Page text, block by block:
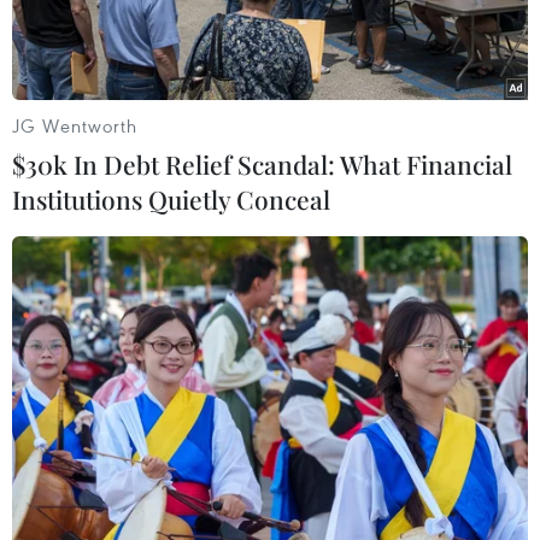
Công tác cứu hộ được triển khai tại hiện trường vụ sập đường
hầm ở bang Uttarakhand, Ấn Độ ngày 13/11/2023. (Ảnh:
AFP/TTXVN)
Ngày 16/11, nhà chức trách Ấn Độ cho biết lực
lượng chức năng đang tập trung khoan xuyên
JG Wentworth
$30k In Debt Relief Scandal: What Financial
Institutions Quietly Conceal